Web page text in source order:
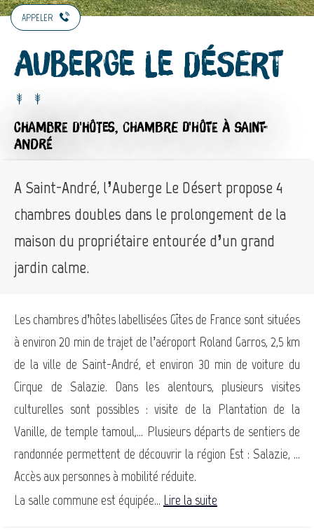
APPELER
Auberge Le Désert
CHAMBRE D'HÔTES, CHAMBRE D'HÔTE À SAINT-
ANDRÉ
A Saint-André, l’Auberge Le Désert propose 4
chambres doubles dans le prolongement de la
maison du propriétaire entourée d’un grand
jardin calme.
Les chambres d’hôtes labellisées Gîtes de France sont situées
à environ 20 min de trajet de l’aéroport Roland Garros, 2,5 km
de la ville de Saint-André, et environ 30 min de voiture du
Cirque de Salazie. Dans les alentours, plusieurs visites
culturelles sont possibles : visite de la Plantation de la
Vanille, de temple tamoul,… Plusieurs départs de sentiers de
randonnée permettent de découvrir la région Est : Salazie, …
Accès aux personnes à mobilité réduite.
La salle commune est équipée... Lire la suite